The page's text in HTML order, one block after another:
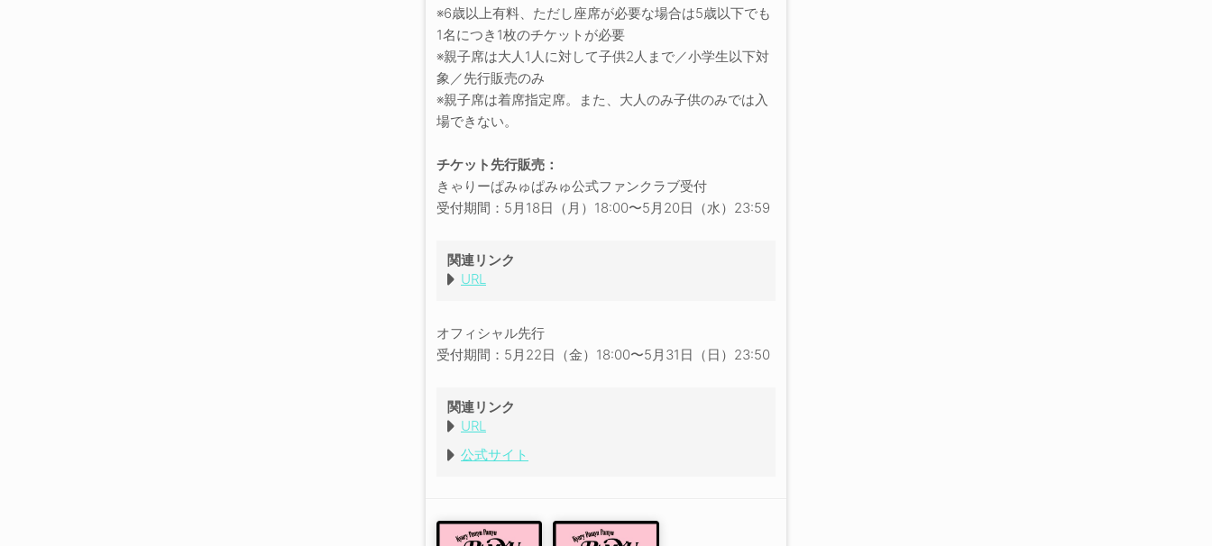
※6歳以上有料、ただし座席が必要な場合は5歳以下でも
1名につき1枚のチケットが必要
※親子席は大人1人に対して子供2人まで／小学生以下対
象／先行販売のみ
※親子席は着席指定席。また、大人のみ子供のみでは入
場できない。
チケット先行販売：
きゃりーぱみゅぱみゅ公式ファンクラブ受付
受付期間：5月18日（月）18:00〜5月20日（水）23:59
関連リンク
URL
オフィシャル先行
受付期間：5月22日（金）18:00〜5月31日（日）23:50
関連リンク
URL
公式サイト